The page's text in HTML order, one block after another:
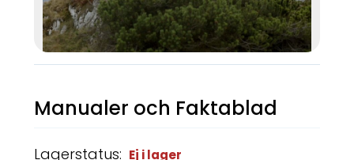
Manualer och Faktablad
Lagerstatus: Ej i lager